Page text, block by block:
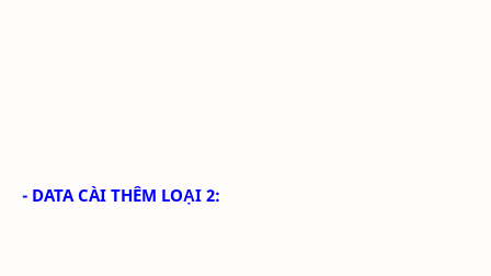
- DATA CÀI THÊM LOẠI 2: